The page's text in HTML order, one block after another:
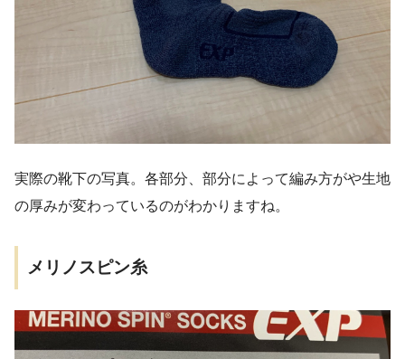
実際の靴下の写真。各部分、部分によって編み方がや生地
の厚みが変わっているのがわかりますね。
メリノスピン糸